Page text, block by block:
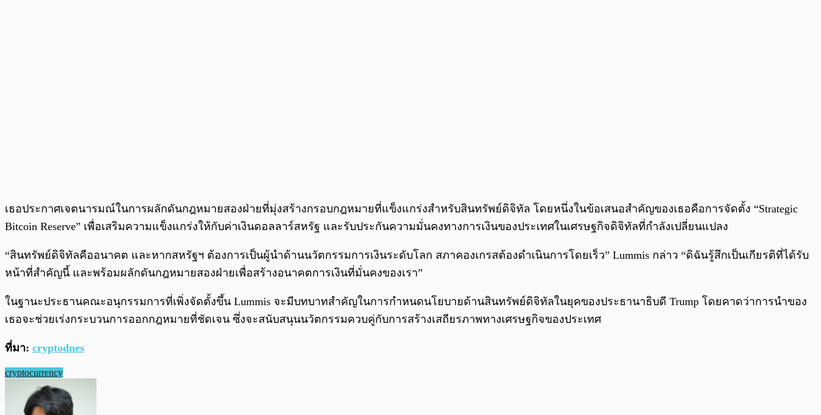
เธอประกาศเจตนารมณ์ในการผลักดันกฎหมายสองฝ่ายที่มุ่งสร้างกรอบกฎหมายที่แข็งแกร่งสำหรับสินทรัพย์ดิจิทัล โดยหนึ่งในข้อเสนอสำคัญของเธอคือการจัดตั้ง “Strategic
Bitcoin Reserve” เพื่อเสริมความแข็งแกร่งให้กับค่าเงินดอลลาร์สหรัฐ และรับประกันความมั่นคงทางการเงินของประเทศในเศรษฐกิจดิจิทัลที่กำลังเปลี่ยนแปลง
“สินทรัพย์ดิจิทัลคืออนาคต และหากสหรัฐฯ ต้องการเป็นผู้นำด้านนวัตกรรมการเงินระดับโลก สภาคองเกรสต้องดำเนินการโดยเร็ว” Lummis กล่าว “ดิฉันรู้สึกเป็นเกียรติที่ได้รับ
หน้าที่สำคัญนี้ และพร้อมผลักดันกฎหมายสองฝ่ายเพื่อสร้างอนาคตการเงินที่มั่นคงของเรา”
ในฐานะประธานคณะอนุกรรมการที่เพิ่งจัดตั้งขึ้น Lummis จะมีบทบาทสำคัญในการกำหนดนโยบายด้านสินทรัพย์ดิจิทัลในยุคของประธานาธิบดี Trump โดยคาดว่าการนำของ
เธอจะช่วยเร่งกระบวนการออกกฎหมายที่ชัดเจน ซึ่งจะสนับสนุนนวัตกรรมควบคู่กับการสร้างเสถียรภาพทางเศรษฐกิจของประเทศ
ที่มา: cryptodnes
cryptocurrency